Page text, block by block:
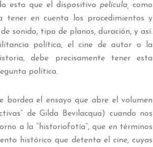
esto que el dispositivo película,como
en cuenta los procedimientos y
sonido, tipo de planos, duración, y así.
política, el cine de autor o la
debe precisamente tener esta
política.
bordea el ensayo que abre el volumen
de Gilda Bevilacqua) cuando nos
a la “historiofotía”, que en términos
histórico que detenta el cine, cuyas